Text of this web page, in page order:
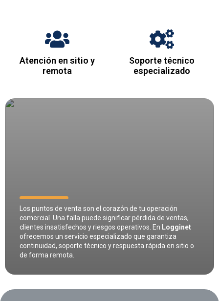
Atención en sitio y
remota
Soporte técnico
especializado
Los puntos de venta son el corazón de tu operación
comercial. Una falla puede significar pérdida de ventas,
clientes insatisfechos y riesgos operativos. En Logginet
ofrecemos un servicio especializado que garantiza
continuidad, soporte técnico y respuesta rápida en sitio o
de forma remota.